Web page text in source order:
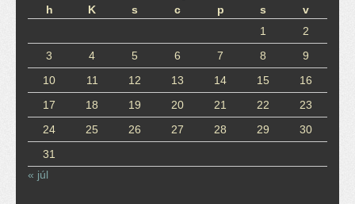
h
K s c p s
v
1
2
3
4 5 6 7 8
9
10
11 12 13 14 15
16
17
18 19 20 21 22
23
24
25 26 27 28 29
30
31
« júl